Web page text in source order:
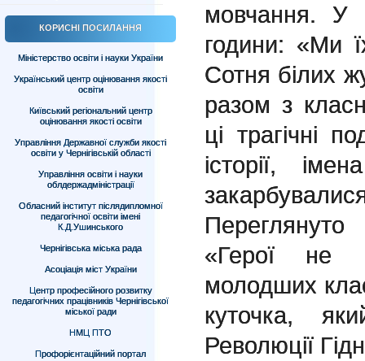
КОРИСНІ ПОСИЛАННЯ
Міністерство освіти і науки України
Український центр оцінювання якості
освіти
Київський регіональний центр
оцінювання якості освіти
Управління Державної служби якості
освіти у Чернігівській області
Управління освіти і науки
облдержадміністрації
Обласний інститут післядипломної
педагогічної освіти імені
К.Д.Ушинського
Чернігівська міська рада
Асоціація міст України
Центр професійного розвитку
педагогічних працівників Чернігівської
міської ради
НМЦ ПТО
Профорієнтаційний портал
мовчання. У
години: «Ми
Сотня білих
разом з
ці трагічні
історії,
«Герої не
молодших
куточка,
Революції